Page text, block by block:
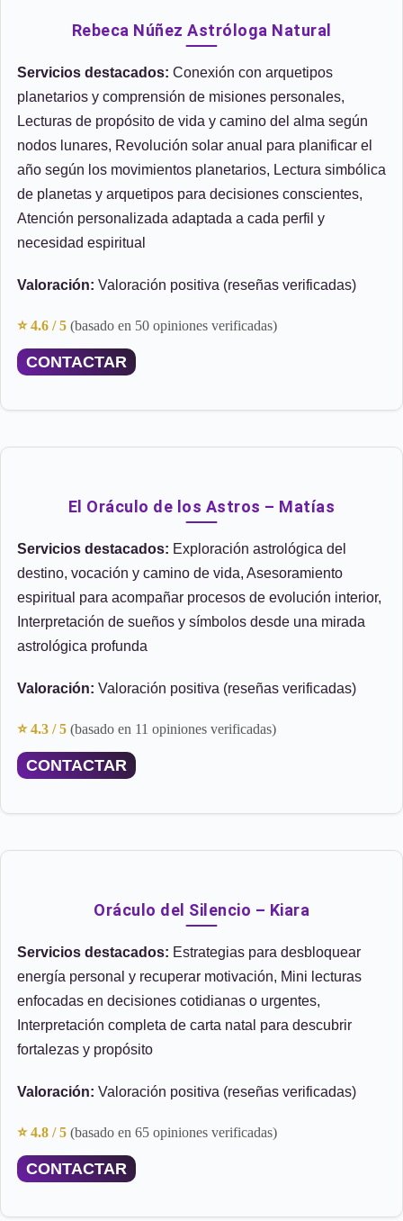
Rebeca Núñez Astróloga Natural
Servicios destacados: Conexión con arquetipos
planetarios y comprensión de misiones personales,
Lecturas de propósito de vida y camino del alma según
nodos lunares, Revolución solar anual para planificar el
año según los movimientos planetarios, Lectura simbólica
de planetas y arquetipos para decisiones conscientes,
Atención personalizada adaptada a cada perfil y
necesidad espiritual
Valoración: Valoración positiva (reseñas verificadas)
⭐ 4.6 / 5 (basado en 50 opiniones verificadas)
CONTACTAR
El Oráculo de los Astros – Matías
Servicios destacados: Exploración astrológica del
destino, vocación y camino de vida, Asesoramiento
espiritual para acompañar procesos de evolución interior,
Interpretación de sueños y símbolos desde una mirada
astrológica profunda
Valoración: Valoración positiva (reseñas verificadas)
⭐ 4.3 / 5 (basado en 11 opiniones verificadas)
CONTACTAR
Oráculo del Silencio – Kiara
Servicios destacados: Estrategias para desbloquear
energía personal y recuperar motivación, Mini lecturas
enfocadas en decisiones cotidianas o urgentes,
Interpretación completa de carta natal para descubrir
fortalezas y propósito
Valoración: Valoración positiva (reseñas verificadas)
⭐ 4.8 / 5 (basado en 65 opiniones verificadas)
CONTACTAR